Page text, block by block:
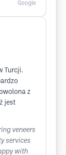
Google
Turcji.
z
jest
veneers
services
with